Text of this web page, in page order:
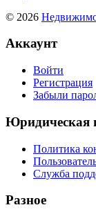
© 2026
Аккаунт
Войти
Регистрация
Забыли
Юридическая
Политика
Служба
Разное